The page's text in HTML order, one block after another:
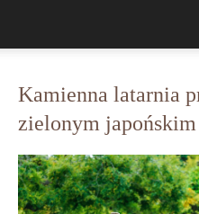
Kamienna latarnia
zielonym